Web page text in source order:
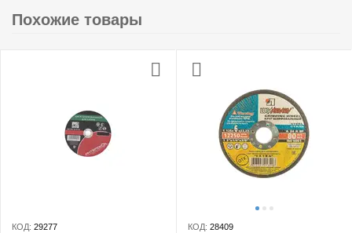
Похожие товары
КОД: 29277 КОД: 28409